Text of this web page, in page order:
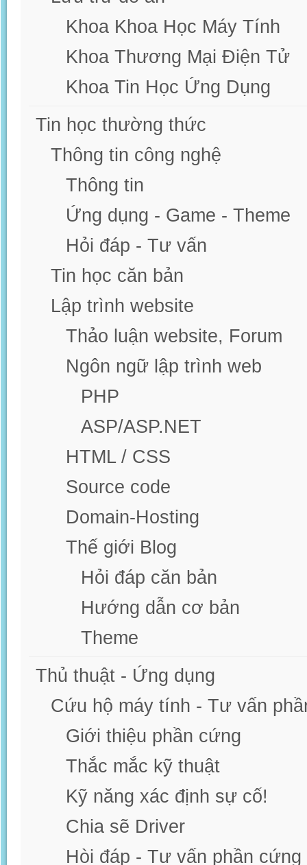
Khoa Khoa Học Máy Tính
Khoa Thương Mại Điện Tử
Khoa Tin Học Ứng Dụng
Tin học thường thức
Thông tin công nghệ
Thông tin
Ứng dụng - Game - Theme
Hỏi đáp - Tư vấn
Tin học căn bản
Lập trình website
Thảo luận website, Forum
Ngôn ngữ lập trình web
PHP
ASP/ASP.NET
HTML / CSS
Source code
Domain-Hosting
Thế giới Blog
Hỏi đáp căn bản
Hướng dẫn cơ bản
Theme
Thủ thuật - Ứng dụng
Cứu hộ máy tính - Tư vấn
Giới thiệu phần cứng
Thắc mắc kỹ thuật
Kỹ năng xác định sự cố!
Chia sẽ Driver
Hòi đáp - Tư vấn phần cứng